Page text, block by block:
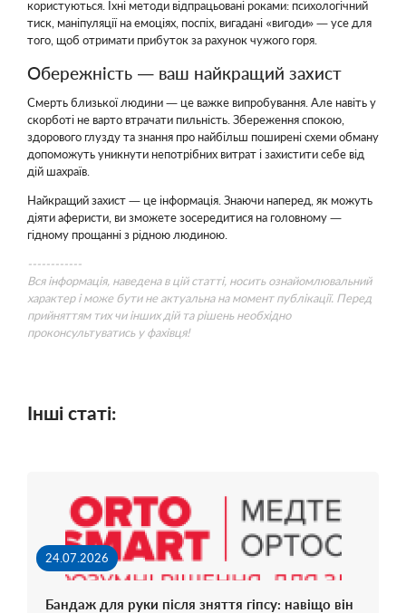
користуються. Їхні методи відпрацьовані роками: психологічний
тиск, маніпуляції на емоціях, поспіх, вигадані «вигоди» — усе для
того, щоб отримати прибуток за рахунок чужого горя.
Обережність — ваш найкращий захист
Смерть близької людини — це важке випробування. Але навіть у
скорботі не варто втрачати пильність. Збереження спокою,
здорового глузду та знання про найбільш поширені схеми обману
допоможуть уникнути непотрібних витрат і захистити себе від
дій шахраїв.
Найкращий захист — це інформація. Знаючи наперед, як можуть
діяти аферисти, ви зможете зосередитися на головному —
гідному прощанні з рідною людиною.
------------
Вся інформація, наведена в цій статті, носить ознайомлювальний
характер і може бути не актуальна на момент публікації. Перед
прийняттям тих чи інших дій та рішень необхідно
проконсультуватись у фахівця!
Інші статі:
24.07.2026
Бандаж для руки після зняття гіпсу: навіщо він